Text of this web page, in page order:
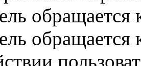
обращается
обращается